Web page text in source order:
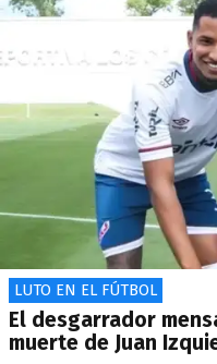
LUTO EN EL FÚTBOL
El desgarrador
muerte de Juan